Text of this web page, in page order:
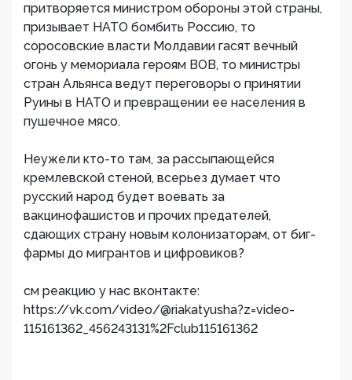
притворяется министром обороны этой страны,
призывает НАТО бомбить Россию, то
соросовские власти Молдавии гасят вечный
огонь у мемориала героям ВОВ, то министры
стран Альянса ведут переговоры о принятии
Руины в НАТО и превращении ее населения в
пушечное мясо.
Неужели кто-то там, за рассыпающейся
кремлевской стеной, всерьез думает что
русский народ будет воевать за
вакцинофашистов и прочих предателей,
сдающих страну новым колонизаторам, от биг-
фармы до мигрантов и цифровиков?
см реакцию у нас вконтакте:
https://vk.com/video/@riakatyusha?z=video-
115161362_456243131%2Fclub115161362